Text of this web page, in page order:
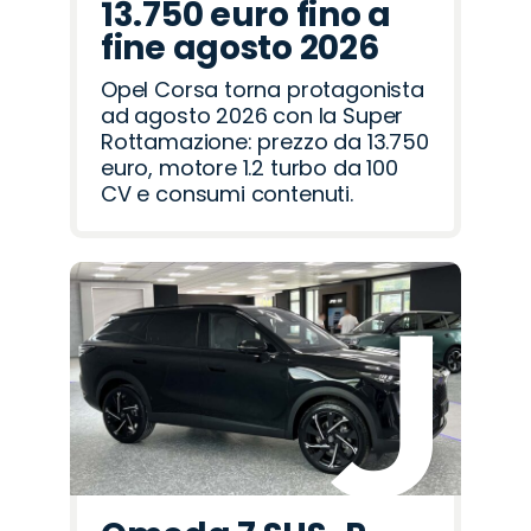
13.750 euro fino a
fine agosto 2026
Opel Corsa torna protagonista
ad agosto 2026 con la Super
Rottamazione: prezzo da 13.750
euro, motore 1.2 turbo da 100
CV e consumi contenuti.